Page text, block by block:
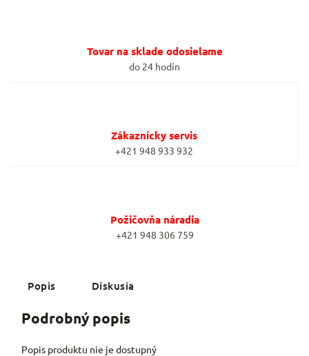
Tovar na sklade odosielame
do 24 hodín
Zákaznícky servis
+421 948 933 932
Požičovňa náradia
+421 948 306 759
Popis Diskusia
Podrobný popis
Popis produktu nie je dostupný